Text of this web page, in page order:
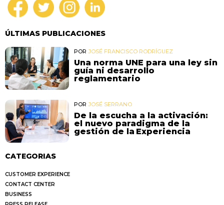
ÚLTIMAS PUBLICACIONES
POR JOSÉ FRANCISCO RODRÍGUEZ
Una norma UNE para una ley sin
guía ni desarrollo
reglamentario
POR JOSÉ SERRANO
De la escucha a la activación:
el nuevo paradigma de la
gestión de la Experiencia
CATEGORIAS
CUSTOMER EXPERIENCE
CONTACT CENTER
BUSINESS